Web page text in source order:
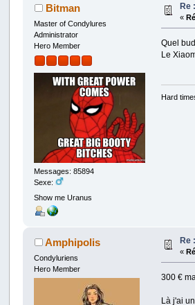
Bitman
Master of Condylures
Administrator
Hero Member
Messages: 85894
Sexe:
Show me Uranus
Re
«
Quel
Le
Hard
Amphipolis
Condyluriens
Hero Member
Re
«
300 €
Là j'ai